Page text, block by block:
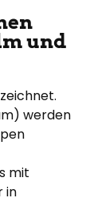
und
werden
mit
in